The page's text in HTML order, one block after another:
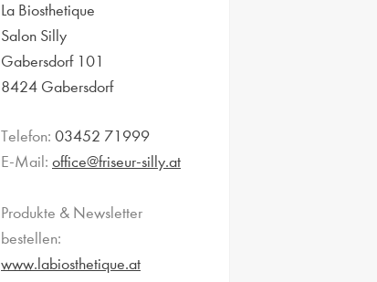
La Biosthetique
Salon Silly
Gabersdorf 101
8424 Gabersdorf
Telefon: 03452 71999
E-Mail: office@friseur-silly.at
Produkte & Newsletter
bestellen:
www.labiosthetique.at